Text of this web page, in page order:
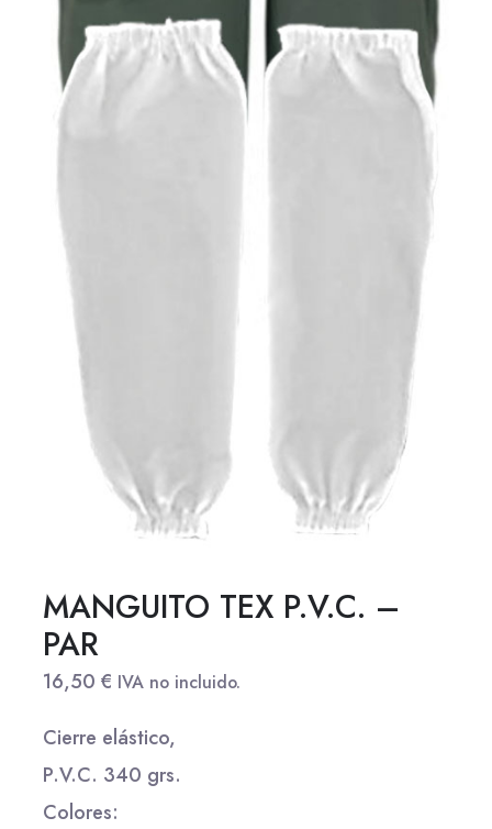
MANGUITO TEX P.V.C. –
PAR
16,50 € IVA no incluido.
Cierre elástico,
P.V.C. 340 grs.
Colores: